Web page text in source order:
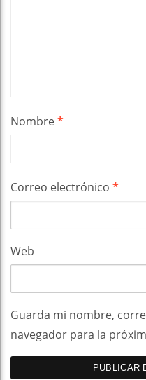
Nombre*
Correo electrónico *
Web
Guarda mi nombre,
navegador para la